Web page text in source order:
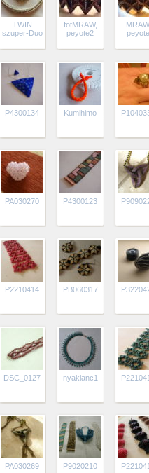
TWIN
szuper-Duo
fotMRAW,
peyote2
P4300134 Kumihimo
PA030270 P4300123
P2210414 PB060317
DSC_0127 nyaklanc1
PA030269 P9020210